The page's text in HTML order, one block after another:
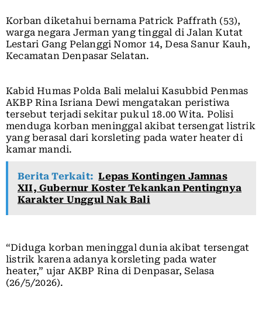
Korban diketahui bernama Patrick Paffrath (53),
warga negara Jerman yang tinggal di Jalan Kutat
Lestari Gang Pelanggi Nomor 14, Desa Sanur Kauh,
Kecamatan Denpasar Selatan.
Kabid Humas Polda Bali melalui Kasubbid Penmas
AKBP Rina Isriana Dewi mengatakan peristiwa
tersebut terjadi sekitar pukul 18.00 Wita. Polisi
menduga korban meninggal akibat tersengat listrik
yang berasal dari korsleting pada water heater di
kamar mandi.
Berita Terkait: Lepas Kontingen Jamnas
XII, Gubernur Koster Tekankan Pentingnya
Karakter Unggul Nak Bali
“Diduga korban meninggal dunia akibat tersengat
listrik karena adanya korsleting pada water
heater,” ujar AKBP Rina di Denpasar, Selasa
(26/5/2026).